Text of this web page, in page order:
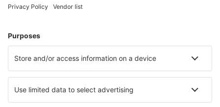
Meist gesuchte Hotels von eSky-Nutzern
Hotels in Neapel Hotels in Florenz Hotels in Mailand
Hotels in Ragusa Hotels in Badesi Hotels in Bardolino